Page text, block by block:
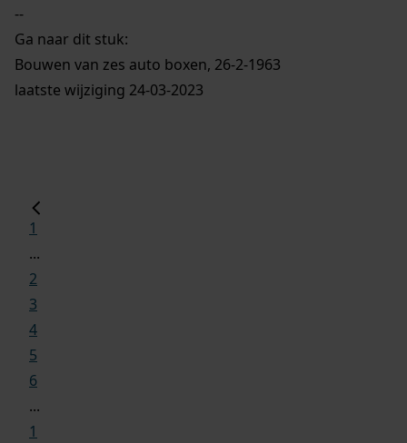
--
Ga naar dit stuk:
Bouwen van zes auto boxen, 26-2-1963
laatste wijziging 24-03-2023
1
...
2
3
4
5
6
...
1